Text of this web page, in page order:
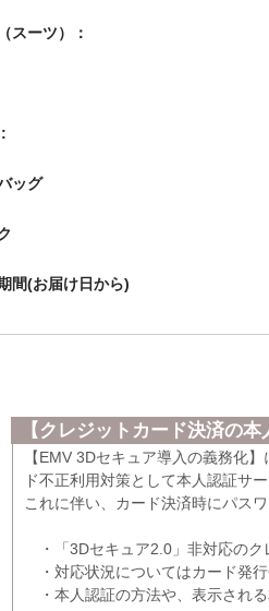
スーツ）：
ッグ
間(お届け日から)
【クレジットカード決済の
【EMV 3Dセキュア導入の義務化
ド不正利用対策として本人認証サ
これに伴い、カード決済時にパス
・「3Dセキュア2.0」非対応のク
・対応状況についてはカード発行
・本人認証の方法や、表示される